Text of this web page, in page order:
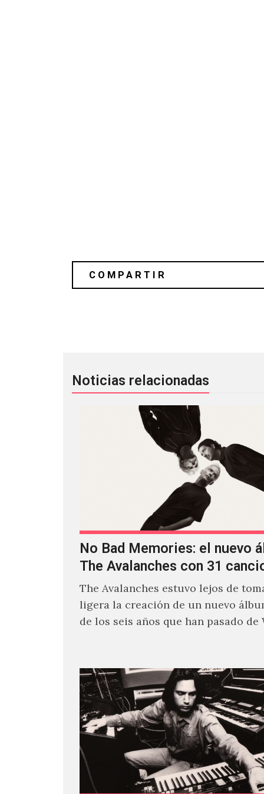
Noticias relacionadas
No Bad Memories: el nuevo
The Avalanches con 31
The Avalanches estuvo lejos de
ligera la creación de un nuevo
de los seis años que han pasado de